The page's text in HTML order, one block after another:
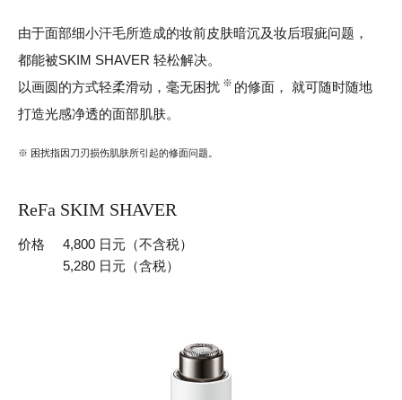
由于面部细小汗毛所造成的妆前皮肤暗沉及妆后瑕疵问题，
都能被SKIM SHAVER 轻松解决。
以画圆的方式轻柔滑动，毫无困扰 ※ 的修面， 就可随时随地
打造光感净透的面部肌肤。
※ 困扰指因刀刃损伤肌肤所引起的修面问题。
ReFa SKIM SHAVER
价格
4,800 日元（不含税）
5,280 日元（含税）